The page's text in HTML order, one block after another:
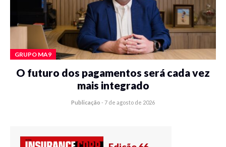
GRUPO MA9
O futuro dos pagamentos será cada vez
mais integrado
Publicação - 7 de agosto de 2026